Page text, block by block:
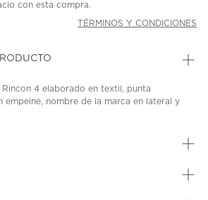
con esta compra.
TÉRMINOS Y CONDICIONES
Rincon 4 elaborado en textil, punta
empeine, nombre de la marca en lateral y